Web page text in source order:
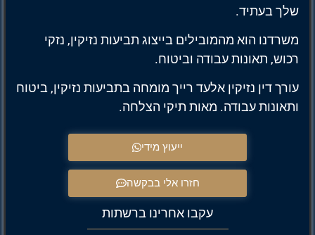
שלך בעתיד.
משרדנו הוא מהמובילים בייצוג תביעות נזיקין, נזקי
רכוש, תאונות עבודה וביטוח.
עורך דין נזיקין אלעד רייך מומחה בתביעות נזיקין, ביטוח
ותאונות עבודה. מאות תיקי הצלחה.
ייעוץ מידי
חזרו אלי בבקשה
עקבו אחרינו ברשתות